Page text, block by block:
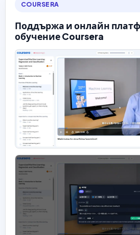
COURSERA
Поддържа и онлайн
обучение Coursera